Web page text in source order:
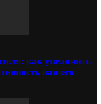
как увеличить
вашего